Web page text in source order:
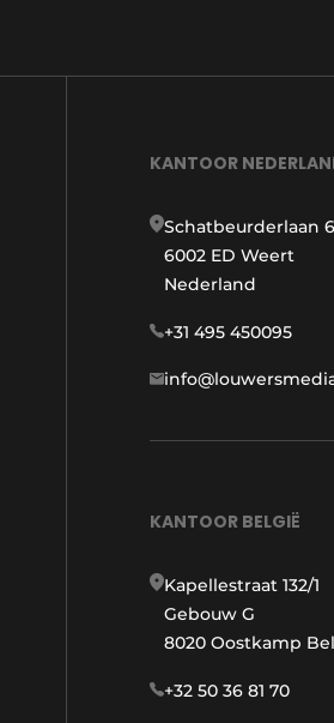
KANTOOR
Schatbeurderlaan 6
6002 ED Weert
Nederland
+31 495 450095
KANTOOR BELGIË
Kapellestraat 132/1
Gebouw G
8020 Oostkamp
+32 50 36 81 70